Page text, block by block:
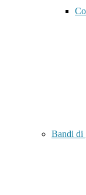
Bandi di